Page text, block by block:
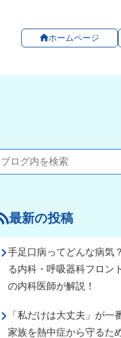
ホームページ
最新の投稿
手足口病ってどんな病気
る内科・呼吸器科フロン
の内科医師が解説！
「私だけは大丈夫」が一
家族を熱中症から守るた